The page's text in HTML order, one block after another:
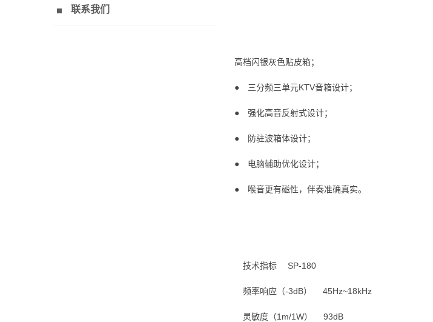
高档闪银灰色贴皮箱；
● 三分频三单元KTV音箱设计；
● 强化高音反射式设计；
● 防驻波箱体设计；
● 电脑辅助优化设计；
● 喉音更有磁性，伴奏准确真实。
技术指标 SP-180
频率响应（-3dB） 45Hz~18kHz
灵敏度（1m/1W） 93dB
联系我们